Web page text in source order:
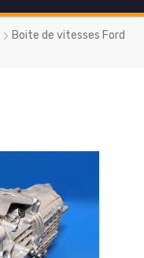
Boite de vitesses Ford